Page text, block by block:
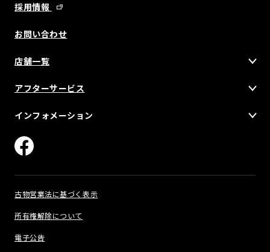
採用情報
お問い合わせ
店舗一覧
アフターサービス
インフォメーション
古物営業法に基づく表示
所有権解除について
電子公告